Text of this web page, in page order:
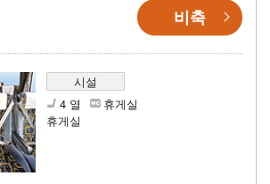
비축
시설
4 열
휴게실
휴게실